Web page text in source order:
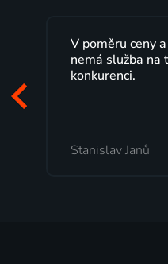
Lepší.TV sleduji
maximální
programů a
Milada Tomešová